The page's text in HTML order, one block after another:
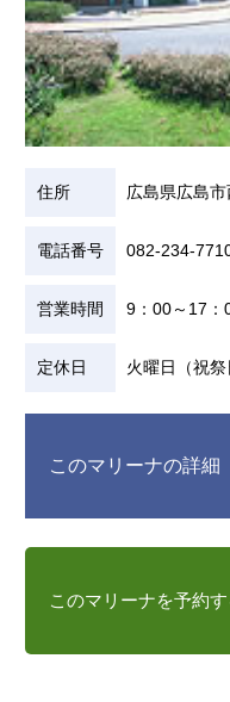
住所 広島県広島
電話番号 082-234-
営業時間 9：00～17：
定休日 火曜日（祝
このマリーナの詳細
このマリーナを予約す